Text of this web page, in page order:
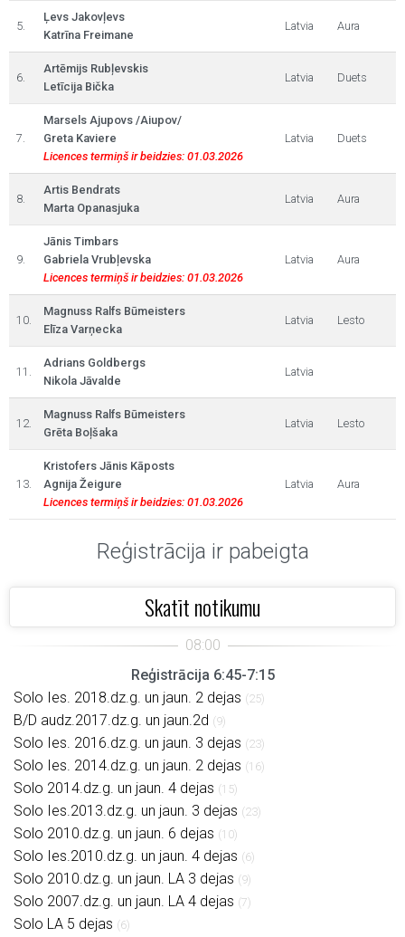
5.
Ļevs Jakovļevs
Katrīna Freimane
Latvia Aura
6.
Artēmijs Rubļevskis
Letīcija Bička
Latvia Duets
7.
Marsels Ajupovs /Aiupov/
Greta Kaviere
Licences termiņš ir beidzies: 01.03.2026
Latvia Duets
8.
Artis Bendrats
Marta Opanasjuka
Latvia Aura
9.
Jānis Timbars
Gabriela Vrubļevska
Licences termiņš ir beidzies: 01.03.2026
Latvia Aura
10.
Magnuss Ralfs Būmeisters
Elīza Varņecka
Latvia Lesto
11.
Adrians Goldbergs
Nikola Jāvalde
Latvia
12.
Magnuss Ralfs Būmeisters
Grēta Boļšaka
Latvia Lesto
13.
Kristofers Jānis Kāposts
Agnija Žeigure
Licences termiņš ir beidzies: 01.03.2026
Latvia Aura
Reģistrācija ir pabeigta
Skatīt notikumu
Reģistrācija 6:45-7:15
Solo Ies. 2018.dz.g. un jaun. 2 dejas (25)
B/D audz.2017.dz.g. un jaun.2d (9)
Solo Ies. 2016.dz.g. un jaun. 3 dejas (23)
Solo Ies. 2014.dz.g. un jaun. 2 dejas (16)
Solo 2014.dz.g. un jaun. 4 dejas (15)
Solo Ies.2013.dz.g. un jaun. 3 dejas (23)
Solo 2010.dz.g. un jaun. 6 dejas (10)
Solo Ies.2010.dz.g. un jaun. 4 dejas (6)
Solo 2010.dz.g. un jaun. LA 3 dejas (9)
Solo 2007.dz.g. un jaun. LA 4 dejas (7)
Solo LA 5 dejas (6)